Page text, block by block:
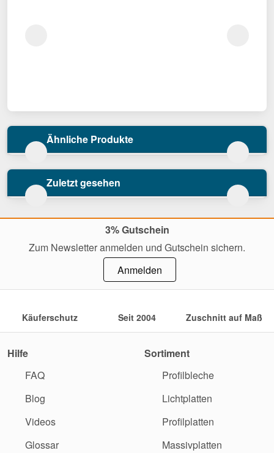
Ähnliche Produkte
Zuletzt gesehen
3% Gutschein
Zum Newsletter anmelden und Gutschein sichern.
Anmelden
Käuferschutz Seit 2004 Zuschnitt auf Maß
Hilfe
FAQ
Blog
Videos
Glossar
Sortiment
Profilbleche
Lichtplatten
Profilplatten
Massivplatten